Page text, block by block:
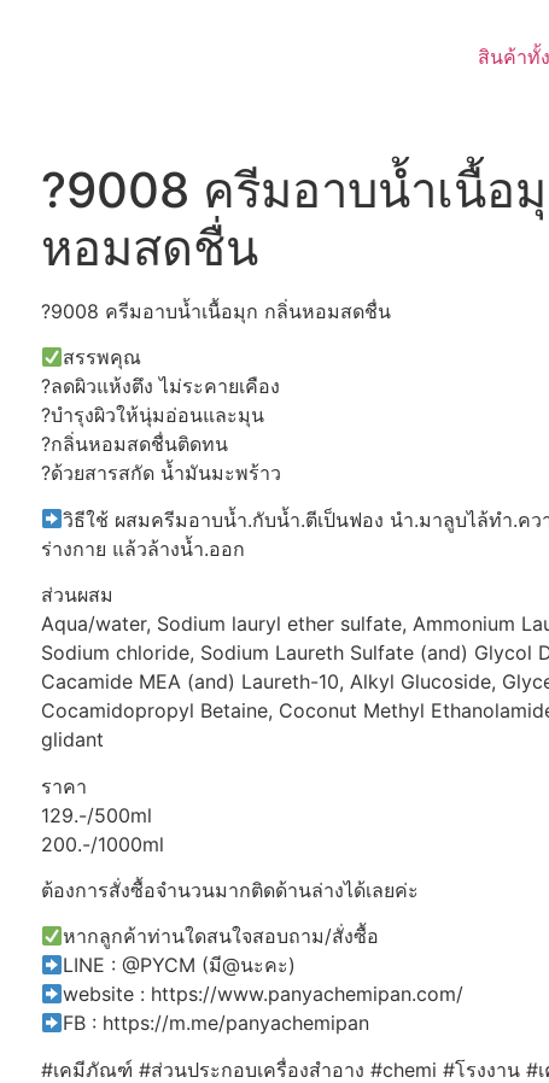
สินค้าทั้
?9008 ครีมอาบน้ำเนื้อ
หอมสดชื่น
?9008 ครีมอาบน้ำเนื้อมุก กลิ่นหอมสดชื่น
สรรพคุณ
?ลดผิวแห้งตึง ไม่ระคายเคือง
?บำรุงผิวให้นุ่มอ่อนและมุน
?กลิ่นหอมสดชื่นติดทน
?ด้วยสารสกัด น้ำมันมะพร้าว
วิธีใช้ ผสมครีมอาบน้ำ.กับน้ำ.ตีเป็นฟอง นำ.มาลูบไล้ทำ.คว
ร่างกาย แล้วล้างน้ำ.ออก
ส่วนผสม
Aqua/water, Sodium lauryl ether sulfate, Ammonium
Sodium chloride, Sodium Laureth Sulfate (and) Glycol
Cacamide MEA (and) Laureth-10, Alkyl Glucoside,
Cocamidopropyl Betaine, Coconut Methyl
glidant
ราคา
129.-/500ml
200.-/1000ml
ต้องการสั่งซื้อจำนวนมากติดด้านล่างได้เลยค่ะ
หากลูกค้าท่านใดสนใจสอบถาม/สั่งซื้อ
LINE : @PYCM (มี@นะคะ)
website : https://www.panyachemipan.com/
FB : https://m.me/panyachemipan
#เคมีภัณฑ์ #ส่วนประกอบเครื่องสำอาง #chemi #โรงงาน #เ